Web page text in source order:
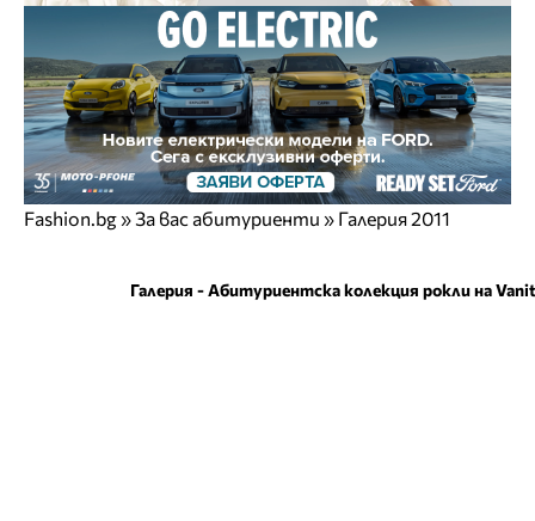
Fashion.bg»За вас абитуриенти » Галерия 2011
Галерия - Абитуриентска колекция рокли на